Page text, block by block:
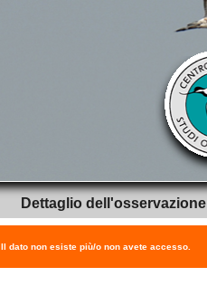
Dettaglio dell'osservazione
Il dato non esiste più/o non avete accesso.